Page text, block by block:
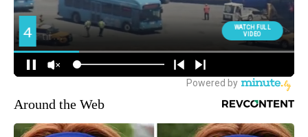
Around the Web